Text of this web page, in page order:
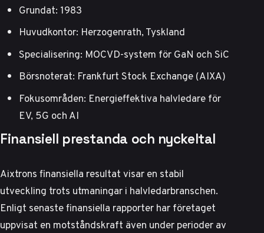
Grundat: 1983
Huvudkontor: Herzogenrath, Tyskland
Specialisering: MOCVD-system för GaN och SiC
Börsnoterat: Frankfurt Stock Exchange (AIXA)
Fokusområden: Energieffektiva halvledare för
EV, 5G och AI
Finansiell prestanda och nyckeltal
Aixtrons finansiella resultat visar en stabil
utveckling trots utmaningar i halvledarbranschen.
Enligt senaste finansiella rapporterhar företaget
uppvisat en motståndskraft även under perioder av